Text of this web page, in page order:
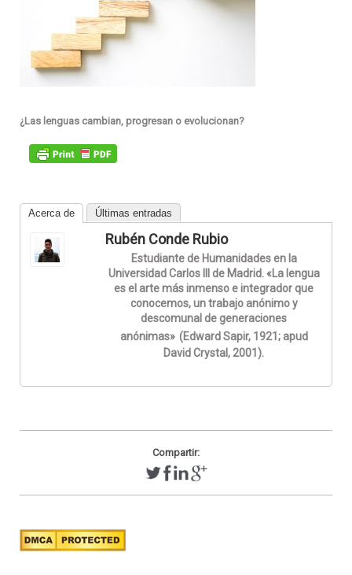
¿Las lenguas cambian, progresan o evolucionan?
Acerca de Últimas entradas
Rubén Conde Rubio
Estudiante de Humanidades en la
Universidad Carlos III de Madrid. «La lengua
es el arte más inmenso e integrador que
conocemos, un trabajo anónimo y
descomunal de generaciones
anónimas» (Edward Sapir, 1921; apud
David Crystal, 2001).
Compartir: